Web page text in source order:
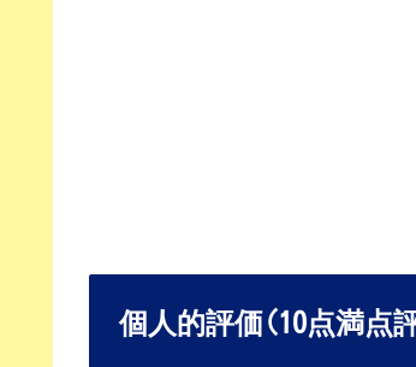
個人的評価(10点満点